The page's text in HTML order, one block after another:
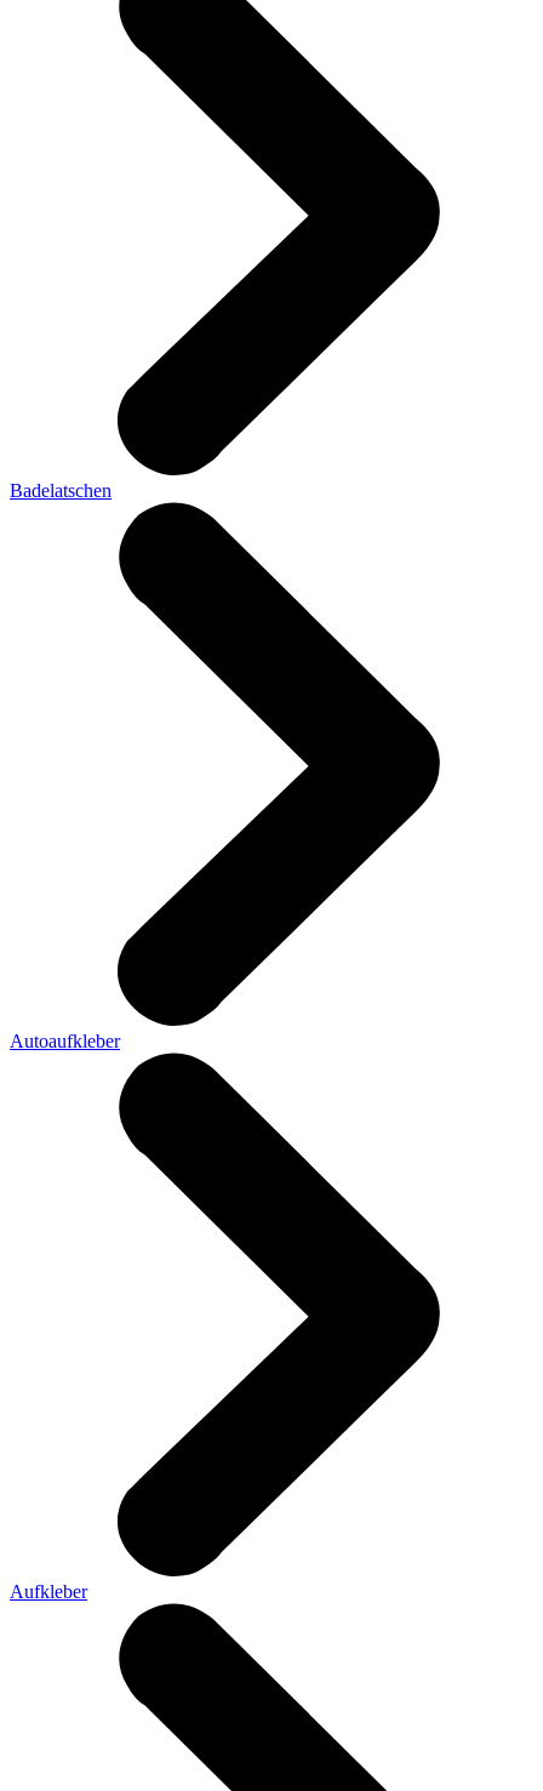
Badelatschen
Autoaufkleber
Aufkleber